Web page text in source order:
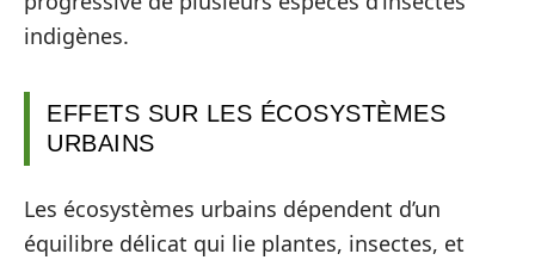
indigènes.
EFFETS SUR LES ÉCOSYSTÈMES
URBAINS
Les écosystèmes urbains dépendent d’un
équilibre délicat qui lie plantes, insectes, et